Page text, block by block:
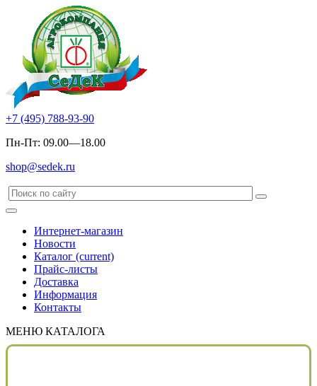
+7 (495) 788-93-90
Пн-Пт: 09.00—18.00
shop@sedek.ru
Интернет-магазин
Новости
Каталог (current)
Прайс-листы
Доставка
Информация
Контакты
МЕНЮ КАТАЛОГА